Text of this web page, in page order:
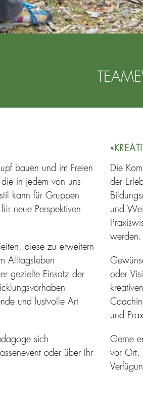
bauen und im Freien
in jedem von uns
kann für Gruppen
neue Perspektiven
diese zu erweitern
Alltagsleben
gezielte Einsatz der
und lustvolle Art
sich
oder über Ihr
Die
der
und
werden.
oder
und
Gerne
vor Ort.